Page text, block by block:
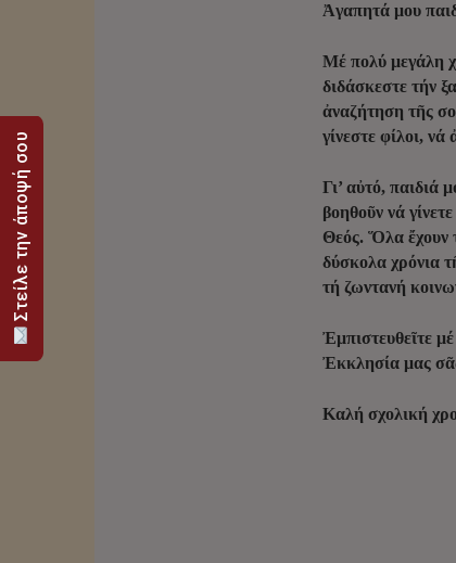
Ἀγαπητά μου
Μέ πολύ μεγάλη
διδάσκεστε τήν
ἀναζήτηση τῆς
γίνεστε φίλοι,
Γι’ αὐτό, παιδιά
βοηθοῦν νά
Θεός. Ὅλα ἔχουν
δύσκολα χρόνια
τή ζωντανή
Ἐμπιστευθεῖτε
Ἐκκλησία μας
Καλή σχολική
Στείλε την άποψή σου